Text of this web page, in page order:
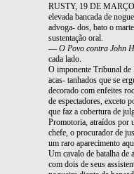
RUSTY, 19 DE
elevada bancada de
advoga- dos, bato o
sustentação oral.
— O Povo contra John
cada lado.
O imponente Tribunal de
acas- tanhados que se
decorado com enfeites
de espectadores, exceto
que faz a cobertura de
Promotoria, atraídos por
chefe, o procurador de
um raro aparecimento
Um cavalo de batalha de
com dois de seus